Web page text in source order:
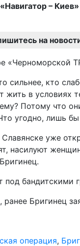
– Киев»
на
«Черноморской
сильнее, кто
жить в условиях
Потому что
угодно, лишь
уже
насилуют
бандитскими
Бригинец
операция,